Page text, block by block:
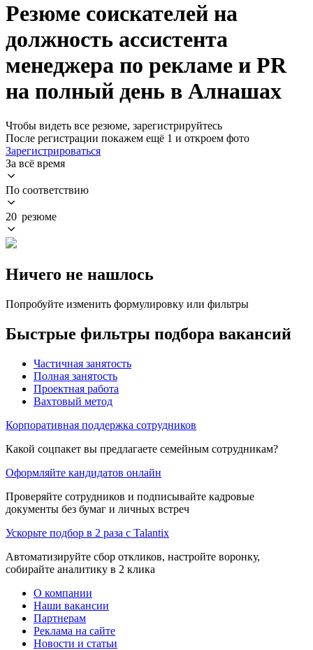
Резюме соискателей на
должность ассистента
менеджера по рекламе и PR
на полный день в Алнашах
Чтобы видеть все резюме, зарегистрируйтесь
После регистрации покажем ещё 1 и откроем фото
Зарегистрироваться
За всё время
По соответствию
20 резюме
Ничего не нашлось
Попробуйте изменить формулировку или фильтры
Быстрые фильтры подбора вакансий
Частичная занятость
Полная занятость
Проектная работа
Вахтовый метод
Корпоративная поддержка сотрудников
Какой соцпакет вы предлагаете семейным сотрудникам?
Оформляйте кандидатов онлайн
Проверяйте сотрудников и подписывайте кадровые
документы без бумаг и личных встреч
Ускорьте подбор в 2 раза с Talantix
Автоматизируйте сбор откликов, настройте воронку,
собирайте аналитику в 2 клика
О компании
Наши вакансии
Партнерам
Реклама на сайте
Новости и статьи